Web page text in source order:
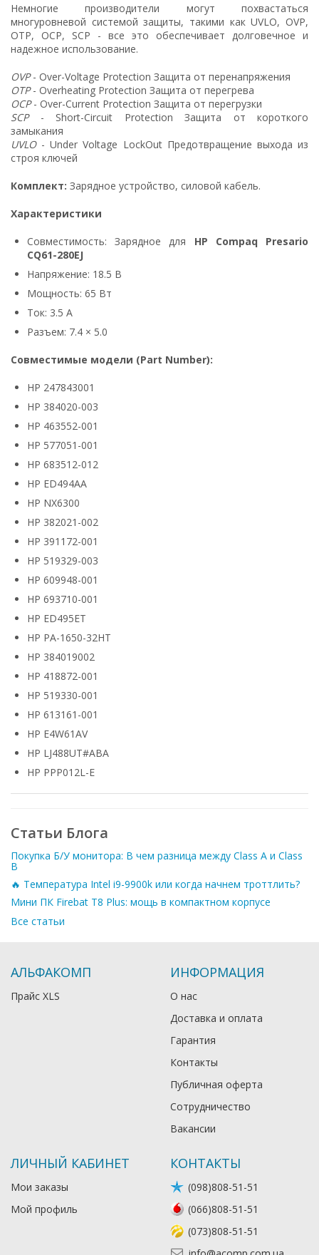
Немногие производители могут похвастаться
многуровневой системой защиты, такими как UVLO, OVP,
OTP, OCP, SCP - все это обеспечивает долговечное и
надежное использование.
OVP- Over-Voltage Protection Защита от перенапряжения
OTP- Overheating Protection Защита от перегрева
OCP- Over-Current Protection Защита от перегрузки
SCP- Short-Circuit Protection Защита от короткого
замыкания
UVLO- Under Voltage LockOut Предотвращение выхода из
строя ключей
Комплект: Зарядное устройство, силовой кабель.
Характеристики
Совместимость: Зарядное для HP Compaq Presario
CQ61-280EJ
Напряжение: 18.5 В
Мощность: 65 Вт
Ток: 3.5 А
Разъем: 7.4 × 5.0
Совместимые модели (Part Number):
HP 247843001
HP 384020-003
HP 463552-001
HP 577051-001
HP 683512-012
HP ED494AA
HP NX6300
HP 382021-002
HP 391172-001
HP 519329-003
HP 609948-001
HP 693710-001
HP ED495ET
HP PA-1650-32HT
HP 384019002
HP 418872-001
HP 519330-001
HP 613161-001
HP E4W61AV
HP LJ488UT#ABA
HP PPP012L-E
Статьи Блога
Покупка Б/У монитора: В чем разница между Class A и Class
B
🔥 Температура Intel i9-9900k или когда начнем троттлить?
Мини ПК Firebat T8 Plus: мощь в компактном корпусе
Все статьи
АЛЬФАКОМП
Прайс XLS
ИНФОРМАЦИЯ
О нас
Доставка и оплата
Гарантия
Контакты
Публичная оферта
Сотрудничество
Вакансии
ЛИЧНЫЙ КАБИНЕТ
Мои заказы
Мой профиль
КОНТАКТЫ
(098)808-51-51
(066)808-51-51
(073)808-51-51